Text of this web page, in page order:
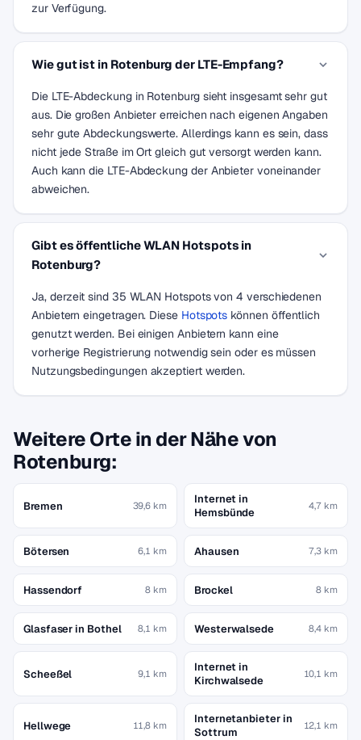
zur Verfügung.
Wie gut ist in Rotenburg der LTE-Empfang?
Die LTE-Abdeckung in Rotenburg sieht insgesamt sehr gut
aus. Die großen Anbieter erreichen nach eigenen Angaben
sehr gute Abdeckungswerte. Allerdings kann es sein, dass
nicht jede Straße im Ort gleich gut versorgt werden kann.
Auch kann die LTE-Abdeckung der Anbieter voneinander
abweichen.
Gibt es öffentliche WLAN Hotspots in
Rotenburg?
Ja, derzeit sind 35 WLAN Hotspots von 4 verschiedenen
Anbietern eingetragen. Diese Hotspots können öffentlich
genutzt werden. Bei einigen Anbietern kann eine
vorherige Registrierung notwendig sein oder es müssen
Nutzungsbedingungen akzeptiert werden.
Weitere Orte in der Nähe von
Rotenburg:
Bremen 39,6 km
Internet in
Hemsbünde
4,7 km
Bötersen 6,1 km Ahausen 7,3 km
Hassendorf 8 km Brockel 8 km
Glasfaser in Bothel 8,1 km Westerwalsede 8,4 km
Scheeßel 9,1 km
Internet in
Kirchwalsede
10,1 km
Hellwege 11,8 km
Internetanbieter in
Sottrum
12,1 km